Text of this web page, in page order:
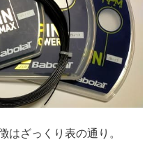
はざっくり表の通り。